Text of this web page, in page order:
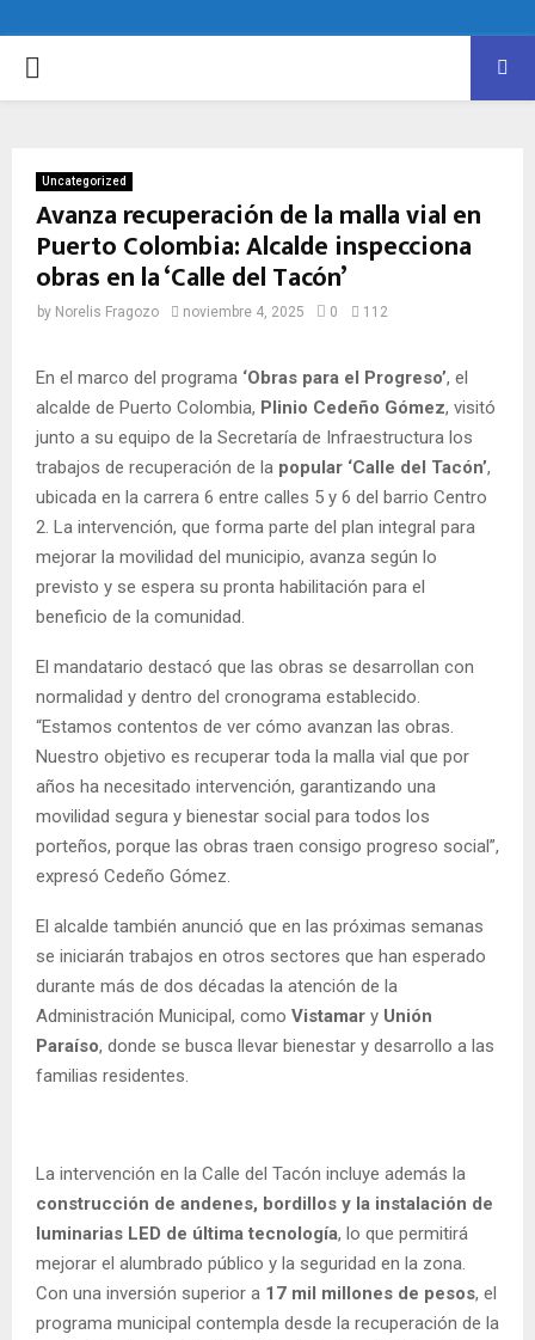
PRIMARY
Uncategorized
Avanza recuperación de la malla vial en
Puerto Colombia: Alcalde inspecciona
obras en la ‘Calle del Tacón’
by Norelis Fragozo noviembre 4, 2025 0 112
En el marco del programa ‘Obras para el Progreso’, el
alcalde de Puerto Colombia, Plinio Cedeño Gómez, visitó
junto a su equipo de la Secretaría de Infraestructura los
trabajos de recuperación de la popular ‘Calle del Tacón’,
ubicada en la carrera 6 entre calles 5 y 6 del barrio Centro
2. La intervención, que forma parte del plan integral para
mejorar la movilidad del municipio, avanza según lo
previsto y se espera su pronta habilitación para el
beneficio de la comunidad.
El mandatario destacó que las obras se desarrollan con
normalidad y dentro del cronograma establecido.
“Estamos contentos de ver cómo avanzan las obras.
Nuestro objetivo es recuperar toda la malla vial que por
años ha necesitado intervención, garantizando una
movilidad segura y bienestar social para todos los
porteños, porque las obras traen consigo progreso social”,
expresó Cedeño Gómez.
El alcalde también anunció que en las próximas semanas
se iniciarán trabajos en otros sectores que han esperado
durante más de dos décadas la atención de la
Administración Municipal, como Vistamar y Unión
Paraíso, donde se busca llevar bienestar y desarrollo a las
familias residentes.
La intervención en la Calle del Tacón incluye además la
construcción de andenes, bordillos y la instalación de
luminarias LED de última tecnología, lo que permitirá
mejorar el alumbrado público y la seguridad en la zona.
Con una inversión superior a 17 mil millones de pesos, el
programa municipal contempla desde la recuperación de la